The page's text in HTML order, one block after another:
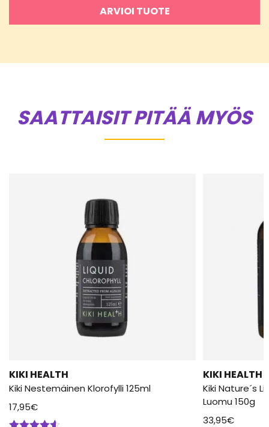
ARVIOI TUOTE
SAATTAISIT PITÄÄ MYÖS
KIKI HEALTH
Kiki Nestemäinen Klorofylli 125ml
17,95€
KIKI HEALTH
Kiki Nature´s
Luomu 150g
33,95€